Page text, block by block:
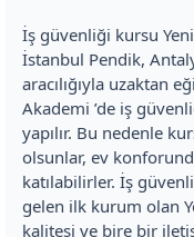
İş güvenliği kursu
İstanbul Pendik,
aracılığıyla uzaktan
Akademi ’de iş
yapılır. Bu nedenle
olsunlar, ev
katılabilirler. İş
gelen ilk kurum olan
kalitesi ve bire bir